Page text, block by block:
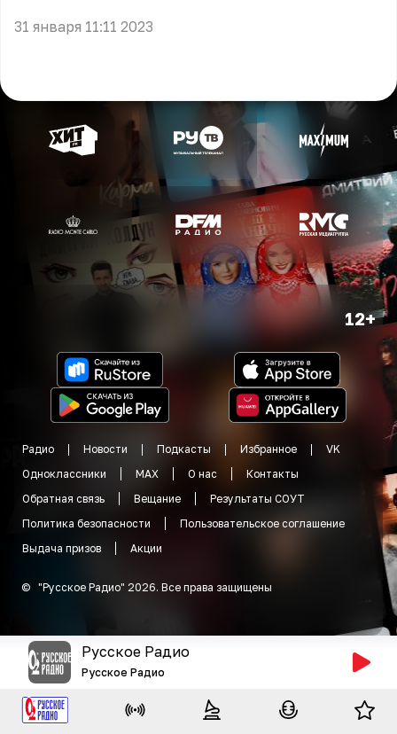
31 января 11:11 2023
12+
Радио Новости Подкасты Избранное
VK
Одноклассники
MAX О нас
Контакты
Обратная связь
Вещание
Результаты СОУТ
Политика безопасности
Пользовательское соглашение
Выдача призов
Акции
© "Русское Радио" 2026. Все права защищены
Русское Радио
Русское Радио